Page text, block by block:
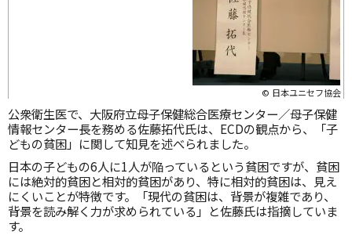
© 日本ユニセフ協会
公衆衛生医で、大阪府立母子保健総合医療センター／母子保健
情報センター長を務める佐藤拓代氏は、ECDの観点から、「子
どもの貧困」に関して知見を述べられました。
日本の子どもの6人に1人が陥っているという貧困ですが、貧困
には絶対的貧困と相対的貧困があり、特に相対的貧困は、見え
にくいことが特徴です。「現代の貧困は、背景が複雑であり、
背景を読み解く力が求められている」と佐藤氏は指摘していま
す。